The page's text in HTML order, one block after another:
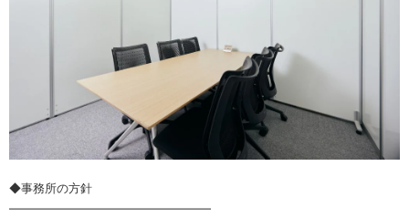
◆事務所の方針
━━━━━━━━━━━━━━━━━